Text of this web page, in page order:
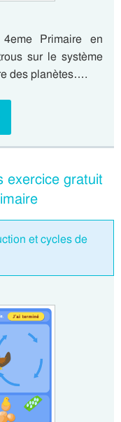
Primaire en
sur le système
des planètes….
exercice gratuit
et cycles de